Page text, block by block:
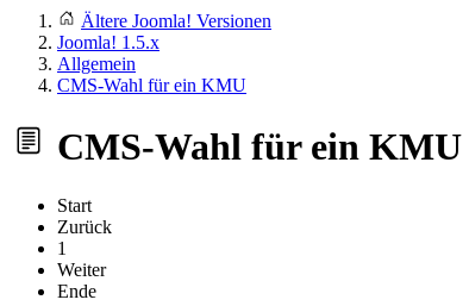
Ältere Joomla! Versionen
Joomla! 1.5.x
Allgemein
CMS-Wahl für ein KMU
CMS-Wahl für ein KMU
Start
Zurück
1
Weiter
Ende